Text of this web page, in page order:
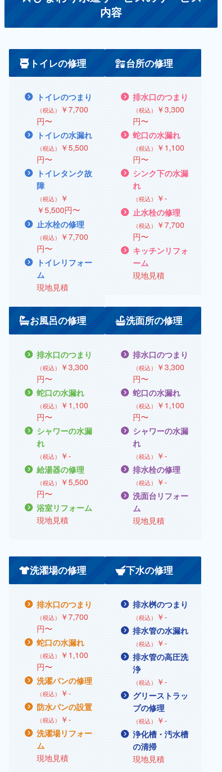
内容
トイレの修理
トイレのつまり
（税込）
￥7,700
円〜
トイレの水漏れ
（税込） ￥5,500
円〜
トイレタンク故
障
（税込）
￥
￥5,500円〜
止水栓の修理
（税込） ￥7,700
円〜
トイレリフォー
ム
現地見積
台所の修理
排水口のつまり
（税込）
￥3,300
円〜
蛇口の水漏れ
（税込） ￥1,100
円〜
シンク下の水漏
れ
（税込） ￥‐
止水栓の修理
（税込） ￥7,700
円〜
キッチンリフォ
ーム
現地見積
お風呂の修理
排水口のつまり
（税込）
￥3,300
円〜
蛇口の水漏れ
（税込） ￥1,100
円〜
シャワーの水漏
れ
（税込） ￥‐
給湯器の修理
（税込） ￥5,500
円〜
浴室リフォーム
現地見積
洗面所の修理
排水口のつまり
（税込）
￥3,300
円〜
蛇口の水漏れ
（税込） ￥1,100
円〜
シャワーの水漏
れ
（税込） ￥‐
排水栓の修理
（税込） ￥‐
洗面台リフォー
ム
現地見積
洗濯場の修理
排水口のつまり
（税込）
￥7,700
円〜
蛇口の水漏れ
（税込） ￥1,100
円〜
洗濯パンの修理
（税込） ￥‐
防水パンの設置
（税込） ￥‐
洗濯場リフォー
ム
現地見積
下水の修理
排水桝のつまり
（税込） ￥‐
排水管の水漏れ
（税込） ￥‐
排水管の高圧洗
浄
（税込） ￥‐
グリーストラッ
プの修理
（税込） ￥‐
浄化槽・汚水槽
の清掃
現地見積